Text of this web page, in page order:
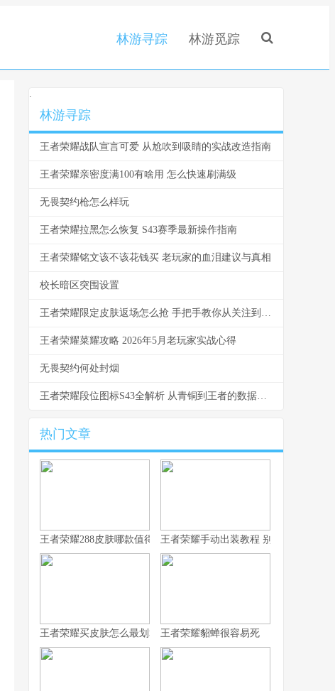
林游寻踪 林游觅踪
.
林游寻踪
王者荣耀战队宣言可爱 从尬吹到吸睛的实战改造指南
王者荣耀亲密度满100有啥用 怎么快速刷满级
无畏契约枪怎么样玩
王者荣耀拉黑怎么恢复 S43赛季最新操作指南
王者荣耀铭文该不该花钱买 老玩家的血泪建议与真相
校长暗区突围设置
王者荣耀限定皮肤返场怎么抢 手把手教你从关注到入手
王者荣耀菜耀攻略 2026年5月老玩家实战心得
无畏契约何处封烟
王者荣耀段位图标S43全解析 从青铜到王者的数据与实战洞察
热门文章
王者荣耀288皮肤哪款值得换 S43碎片商店更新速报
王者荣耀手动出装教程 别让系统推荐坑
王者荣耀买皮肤怎么最划算 从青铜到王者的省钱心路
王者荣耀貂蝉很容易死